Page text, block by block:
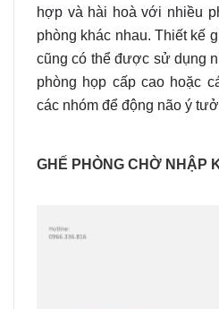
hợp và hài hoà với nhiều
phòng khác nhau. Thiết kế
cũng có thể được sử dụng
phòng họp cấp cao hoặc
các nhóm để động não ý
GHẾ PHÒNG CHỜ NHẬP